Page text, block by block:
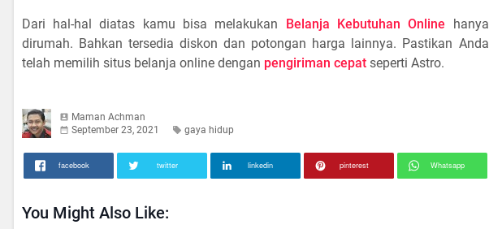
Dari hal-hal diatas kamu bisa melakukan Belanja Kebutuhan Online
hanya
dirumah. Bahkan tersedia diskon dan potongan harga lainnya. Pastikan Anda
telah memilih situs belanja online dengan pengiriman cepat seperti Astro.
Maman Achman
September 23, 2021
gaya hidup
facebook twitter linkedin pinterest Whatsapp
You Might Also Like: